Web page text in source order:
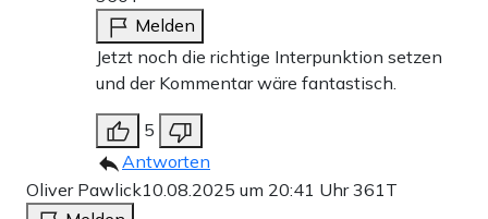
Melden
Jetzt noch die richtige Interpunktion setzen
und der Kommentar wäre fantastisch.
5
Antworten
Oliver Pawlick10.08.2025 um 20:41 Uhr361T